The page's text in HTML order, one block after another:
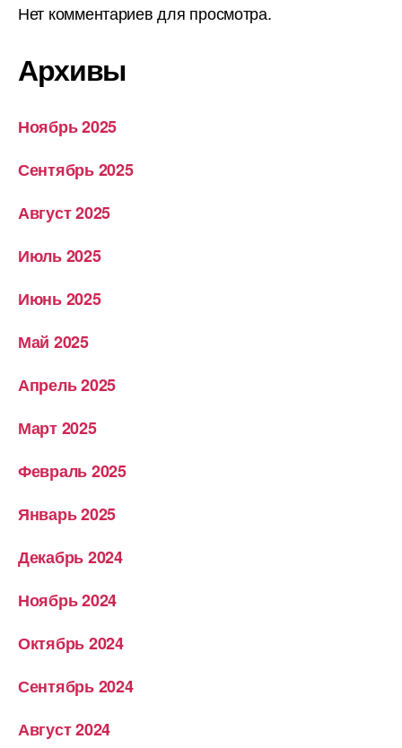
Нет комментариев для просмотра.
Архивы
Ноябрь 2025
Сентябрь 2025
Август 2025
Июль 2025
Июнь 2025
Май 2025
Апрель 2025
Март 2025
Февраль 2025
Январь 2025
Декабрь 2024
Ноябрь 2024
Октябрь 2024
Сентябрь 2024
Август 2024